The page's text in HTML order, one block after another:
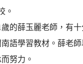
。
的薛玉麗老師，有十
語學習教材。薛老師
努力。